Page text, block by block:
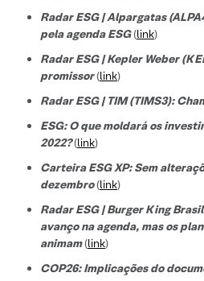
Radar ESG | Alpargatas
pela agenda ESG(link)
Radar ESG | Kepler Weber
promissor(link)
Radar ESG | TIM (TIMS3):
ESG: O que moldará os
2022?(link)
Carteira ESG XP: Sem
dezembro(link)
Radar ESG | Burger King
avanço na agenda, mas os
animam(link)
COP26: Implicações do